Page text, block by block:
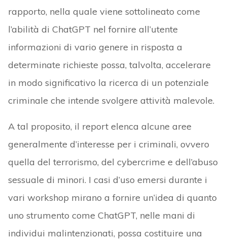
rapporto, nella quale viene sottolineato come
l’abilità di ChatGPT nel fornire all’utente
informazioni di vario genere in risposta a
determinate richieste possa, talvolta, accelerare
in modo significativo la ricerca di un potenziale
criminale che intende svolgere attività malevole.
A tal proposito, il report elenca alcune aree
generalmente d’interesse per i criminali, ovvero
quella del terrorismo, del cybercrime e dell’abuso
sessuale di minori. I casi d’uso emersi durante i
vari workshop mirano a fornire un’idea di quanto
uno strumento come ChatGPT, nelle mani di
individui malintenzionati, possa costituire una